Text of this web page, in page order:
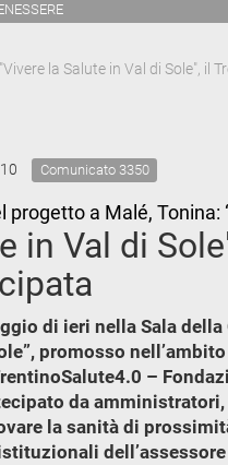
"Vivere la Salute in Val di Sole", il
Comunicato 3350
progetto a Malé,
in Val di
di ieri nella Sala
promosso
–
da
la sanità di